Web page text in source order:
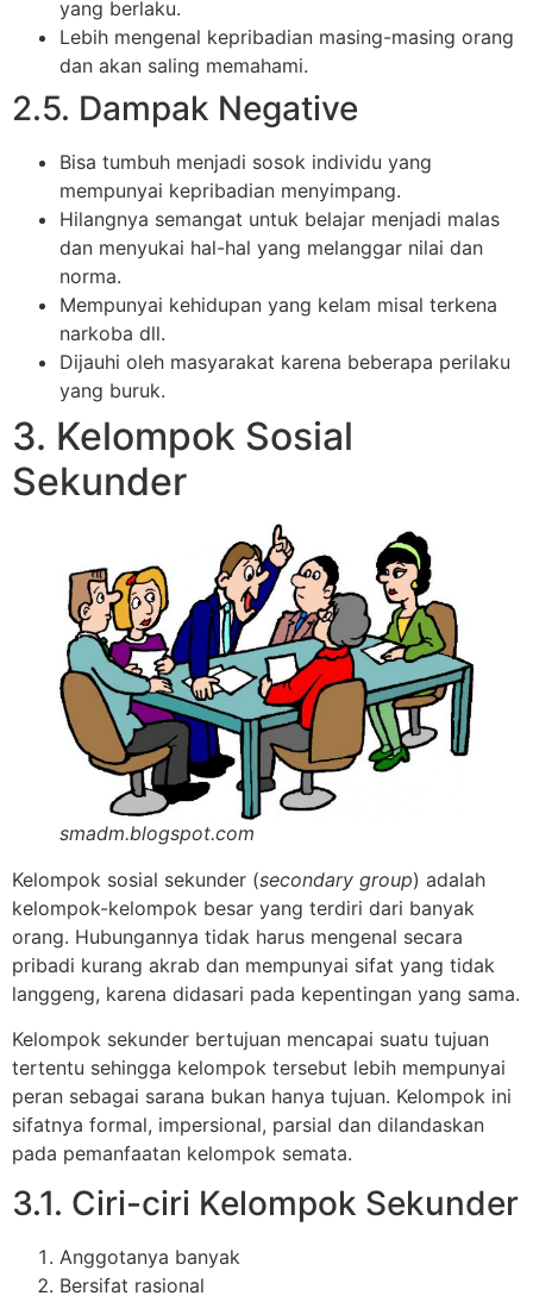
yang berlaku.
Lebih mengenal kepribadian masing-masing orang
dan akan saling memahami.
2.5. Dampak Negative
Bisa tumbuh menjadi sosok individu yang
mempunyai kepribadian menyimpang.
Hilangnya semangat untuk belajar menjadi malas
dan menyukai hal-hal yang melanggar nilai dan
norma.
Mempunyai kehidupan yang kelam misal terkena
narkoba dll.
Dijauhi oleh masyarakat karena beberapa perilaku
yang buruk.
3. Kelompok Sosial
Sekunder
smadm.blogspot.com
Kelompok sosial sekunder (secondary group) adalah
kelompok-kelompok besar yang terdiri dari banyak
orang. Hubungannya tidak harus mengenal secara
pribadi kurang akrab dan mempunyai sifat yang tidak
langgeng, karena didasari pada kepentingan yang sama.
Kelompok sekunder bertujuan mencapai suatu tujuan
tertentu sehingga kelompok tersebut lebih mempunyai
peran sebagai sarana bukan hanya tujuan. Kelompok ini
sifatnya formal, impersional, parsial dan dilandaskan
pada pemanfaatan kelompok semata.
3.1. Ciri-ciri Kelompok Sekunder
Anggotanya banyak
Bersifat rasional